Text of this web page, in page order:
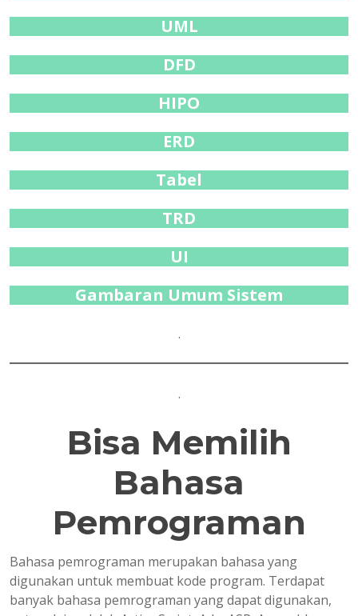
UML
DFD
HIPO
ERD
Tabel
TRD
UI
Gambaran Umum Sistem
.
.
Bisa Memilih
Bahasa
Pemrograman
Bahasa pemrograman merupakan bahasa yang
digunakan untuk membuat kode program. Terdapat
banyak bahasa pemrograman yang dapat digunakan,